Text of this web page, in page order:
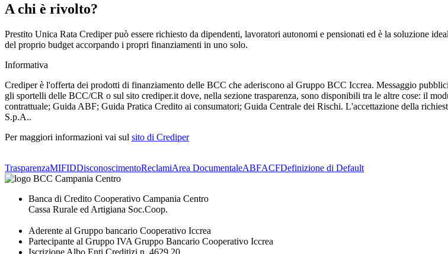
A chi è rivolto?
Prestito Unica Rata Crediper può essere richiesto da dipendenti, lavoratori autonomi e pensionati ed è la soluzione
del proprio budget accorpando i propri finanziamenti in uno solo.
Informativa
Crediper è l'offerta dei prodotti di finanziamento delle BCC che aderiscono al Gruppo BCC Iccrea. Messaggio
gli sportelli delle BCC/CR o sul sito crediper.it dove, nella sezione trasparenza, sono disponibili tra le altre cose: il
contrattuale; Guida ABF; Guida Pratica Credito ai consumatori; Guida Centrale dei Rischi. L'accettazione della
S.p.A..
Per maggiori informazioni vai sul sito di Crediper
TrasparenzaMIFIDDisconoscimentoReclamiArea DocumentaleABFACFDefinizione di Default
Banca di Credito Cooperativo Campania Centro
Cassa Rurale ed Artigiana Soc.Coop.
Aderente al Gruppo bancario Cooperativo Iccrea
Partecipante al Gruppo IVA Gruppo Bancario Cooperativo Iccrea
Iscrizione Albo Enti Creditizi n. 4629.20